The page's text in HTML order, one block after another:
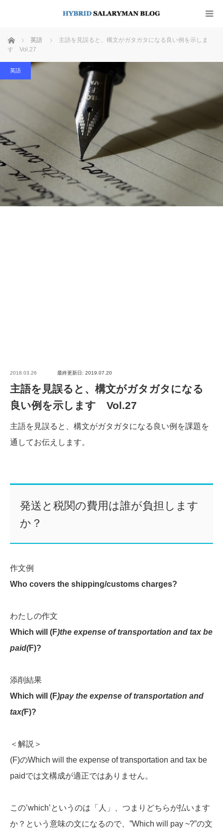
ホーム 英語
主語を見誤ると、構文がガタガタになる良い例を示しま
す Vol.27
英語
2018.03.26 最終更新日: 2019.07.20
主語を見誤ると、構文がガタガタになる
良い例を示します Vol.27
主語を見誤ると、構文がガタガタになる良い例を課題を
通してお伝えします。
発送と税関の費用は誰が負担します
か？
作文例
Who covers the shipping/customs charges?
わたしの作文
Which will (F)the expense of transportation and tax be
paid(F)?
添削結果
Which will (F)pay the expense of transportation and
tax(F)?
＜解説＞
(F)のWhich will the expense of transportation and tax be
paidでは文構成が適正ではありません。
この’which’というのは「人」、つまりどちらが払います
か？という意味の文になるので、”Which will pay ~?”の文